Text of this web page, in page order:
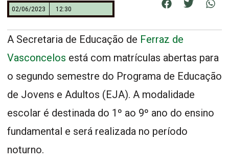
02/06/2023 12:30
A Secretaria de Educação de Ferraz de
Vasconcelos está com matrículas abertas para
o segundo semestre do Programa de Educação
de Jovens e Adultos (EJA). A modalidade
escolar é destinada do 1º ao 9º ano do ensino
fundamental e será realizada no período
noturno.